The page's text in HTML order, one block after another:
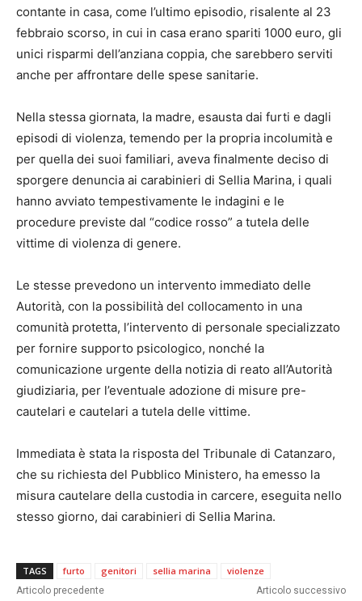
contante in casa, come l’ultimo episodio, risalente al 23
febbraio scorso, in cui in casa erano spariti 1000 euro, gli
unici risparmi dell’anziana coppia, che sarebbero serviti
anche per affrontare delle spese sanitarie.
Nella stessa giornata, la madre, esausta dai furti e dagli
episodi di violenza, temendo per la propria incolumità e
per quella dei suoi familiari, aveva finalmente deciso di
sporgere denuncia ai carabinieri di Sellia Marina, i quali
hanno avviato tempestivamente le indagini e le
procedure previste dal “codice rosso” a tutela delle
vittime di violenza di genere.
Le stesse prevedono un intervento immediato delle
Autorità, con la possibilità del collocamento in una
comunità protetta, l’intervento di personale specializzato
per fornire supporto psicologico, nonché la
comunicazione urgente della notizia di reato all’Autorità
giudiziaria, per l’eventuale adozione di misure pre-
cautelari e cautelari a tutela delle vittime.
Immediata è stata la risposta del Tribunale di Catanzaro,
che su richiesta del Pubblico Ministero, ha emesso la
misura cautelare della custodia in carcere, eseguita nello
stesso giorno, dai carabinieri di Sellia Marina.
TAGS furto genitori sellia marina violenze
Articolo precedente Articolo successivo